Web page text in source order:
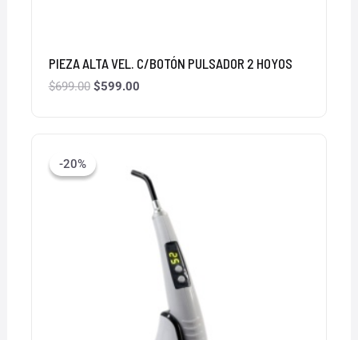
PIEZA ALTA VEL. C/BOTÓN PULSADOR 2 HOYOS
$699.00 $599.00
-20%
-20%
original
$1,499.00.$1,199.00.